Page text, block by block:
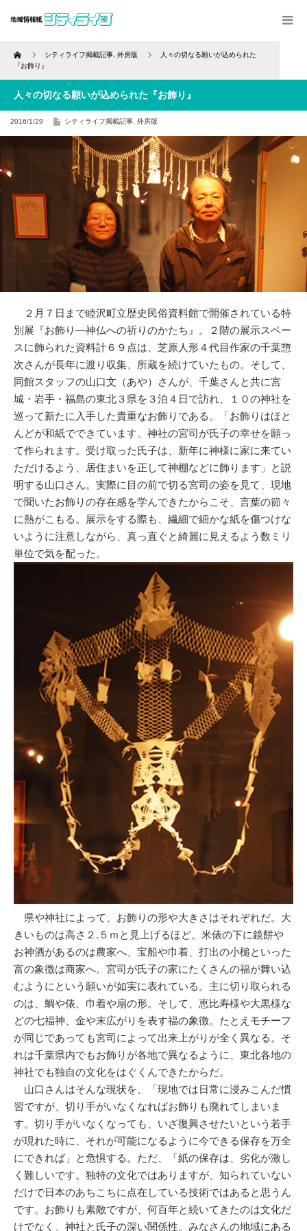
Home シティライフ掲載記事 外房版
人々の切なる願いが込められた
『お飾り』
人々の切なる願いが込められた『お飾り』
2016/1/29 シティライフ掲載記事 外房版
２月７日まで睦沢町立歴史民俗資料館で開催されている特
別展『お飾り―神仏への祈りのかたち』。２階の展示スペー
スに飾られた資料計６９点は、芝原人形４代目作家の千葉惣
次さんが長年に渡り収集、所蔵を続けていたもの。そして、
同館スタッフの山口文（あや）さんが、千葉さんと共に宮
城・岩手・福島の東北３県を３泊４日で訪れ、１０の神社を
巡って新たに入手した貴重なお飾りである。「お飾りはほと
んどが和紙でできています。神社の宮司が氏子の幸せを願っ
て作られます。受け取った氏子は、新年に神様に家に来てい
ただけるよう、居住まいを正して神棚などに飾ります」と説
明する山口さん。実際に目の前で切る宮司の姿を見て、現地
で聞いたお飾りの存在感を学んできたからこそ、言葉の節々
に熱がこもる。展示をする際も、繊細で細かな紙を傷つけな
いように注意しながら、真っ直ぐと綺麗に見えるよう数ミリ
単位で気を配った。
県や神社によって、お飾りの形や大きさはそれぞれだ。大
きいものは高さ２.５ｍと見上げるほど。米俵の下に鏡餅や
お神酒があるのは農家へ、宝船や巾着、打出の小槌といった
富の象徴は商家へ。宮司が氏子の家にたくさんの福が舞い込
むようにという願いが如実に表れている。主に切り取られる
のは、鯛や俵、巾着や扇の形。そして、恵比寿様や大黒様な
どの七福神、金や末広がりを表す福の象徴。たとえモチーフ
が同じであっても宮司によって出来上がりが全く異なる。そ
れは千葉県内でもお飾りが各地で異なるように、東北各地の
神社でも独自の文化をはぐくんできたからだ。
山口さんはそんな現状を、「現地では日常に浸みこんだ慣
習ですが、切り手がいなくなればお飾りも廃れてしまいま
す。切り手がいなくなっても、いざ復興させたいという若手
が現れた時に、それが可能になるように今できる保存を万全
にできれば」と危惧する。ただ、「紙の保存は、劣化が激し
く難しいです。独特の文化ではありますが、知られていない
だけで日本のあちこちに点在している技術ではあると思うん
です。お飾りも素敵ですが、何百年と続いてきたのは文化だ
けでなく、神社と氏子の深い関係性。みなさんの地域にある